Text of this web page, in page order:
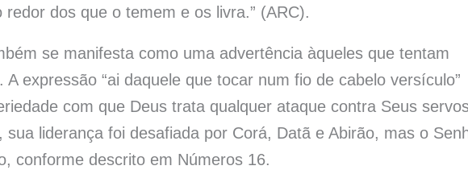
dos que o temem e os livra.” (ARC).
se manifesta como uma advertência àqueles que tentam
expressão “ai daquele que tocar num fio de cabelo versículo”
com que Deus trata qualquer ataque contra Seus
liderança foi desafiada por Corá, Datã e Abirão, mas o
conforme descrito em Números 16.